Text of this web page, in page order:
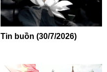
Tin buồn (30/7/2026)